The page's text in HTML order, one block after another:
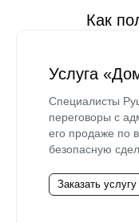
Как
Услуга
Специалисты
переговоры с
его продаже по
безопасную
Заказать услугу